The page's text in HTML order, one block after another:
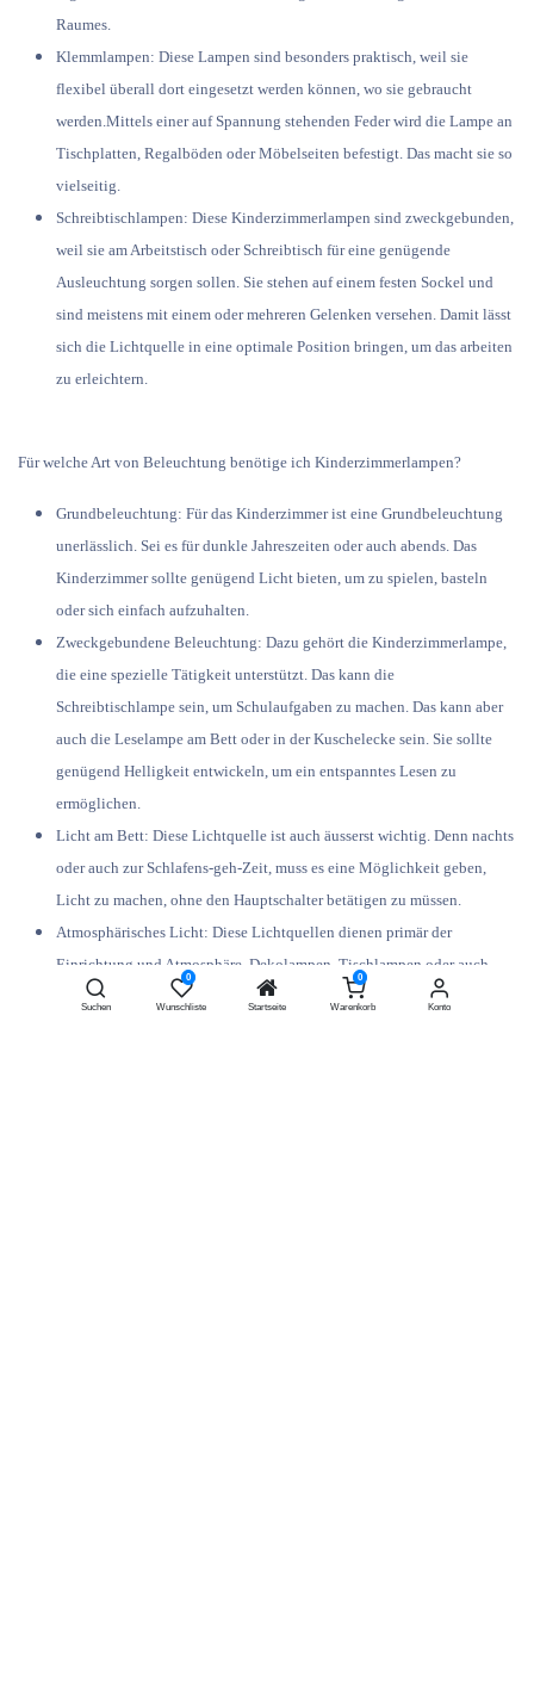
Suchen
0
Wunschliste Startseite
0
Warenkorb Konto
Raumes.
Klemmlampen: Diese Lampen sind besonders praktisch, weil sie
flexibel überall dort eingesetzt werden können, wo sie gebraucht
werden.Mittels einer auf Spannung stehenden Feder wird die Lampe an
Tischplatten, Regalböden oder Möbelseiten befestigt. Das macht sie so
vielseitig.
Schreibtischlampen: Diese Kinderzimmerlampen sind zweckgebunden,
weil sie am Arbeitstisch oder Schreibtisch für eine genügende
Ausleuchtung sorgen sollen. Sie stehen auf einem festen Sockel und
sind meistens mit einem oder mehreren Gelenken versehen. Damit lässt
sich die Lichtquelle in eine optimale Position bringen, um das arbeiten
zu erleichtern.
Für welche Art von Beleuchtung benötige ich Kinderzimmerlampen?
Grundbeleuchtung: Für das Kinderzimmer ist eine Grundbeleuchtung
unerlässlich. Sei es für dunkle Jahreszeiten oder auch abends. Das
Kinderzimmer sollte genügend Licht bieten, um zu spielen, basteln
oder sich einfach aufzuhalten.
Zweckgebundene Beleuchtung: Dazu gehört die Kinderzimmerlampe,
die eine spezielle Tätigkeit unterstützt. Das kann die
Schreibtischlampe sein, um Schulaufgaben zu machen. Das kann aber
auch die Leselampe am Bett oder in der Kuschelecke sein. Sie sollte
genügend Helligkeit entwickeln, um ein entspanntes Lesen zu
ermöglichen.
Licht am Bett: Diese Lichtquelle ist auch äusserst wichtig. Denn nachts
oder auch zur Schlafens-geh-Zeit, muss es eine Möglichkeit geben,
Licht zu machen, ohne den Hauptschalter betätigen zu müssen.
Atmosphärisches Licht: Diese Lichtquellen dienen primär der
Einrichtung und Atmosphäre. Dekolampen, Tischlampen oder auch
Wandlampen sind Kinderzimmerlampen, die das bewerkstelligen